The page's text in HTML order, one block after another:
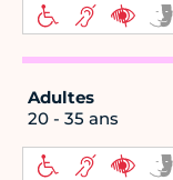
Adultes
20 - 35 ans